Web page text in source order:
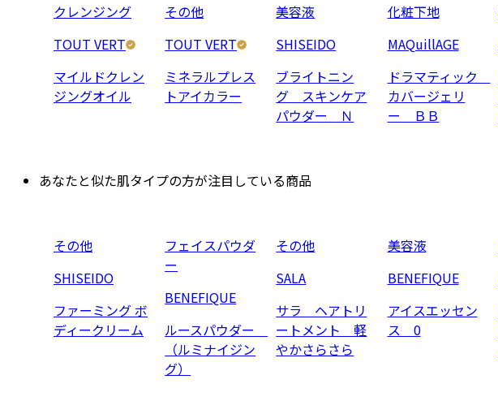
クレンジング
TOUT VERT
マイルドクレン
ジングオイル
その他
TOUT VERT
ミネラルプレス
トアイカラー
美容液
SHISEIDO
ブライトニン
グ スキンケア
パウダー Ｎ
化粧下地
MAQuillAGE
ドラマティック
カバージェリ
ー ＢＢ
あなたと似た肌タイプの方が注目している商品
その他
SHISEIDO
ファーミング ボ
ディークリーム
フェイスパウダ
ー
BENEFIQUE
ルースパウダー
（ルミナイジン
グ）
その他
SALA
サラ ヘアトリ
ートメント 軽
やかさらさら
美容液
BENEFIQUE
アイスエッセン
ス 0